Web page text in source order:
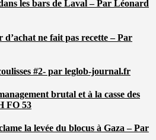
les bars de Laval – Par Léonard
ne fait pas recette – Par
#2- par leglob-journal.fr
brutal et à la casse des
FO 53
la levée du blocus à Gaza – Par